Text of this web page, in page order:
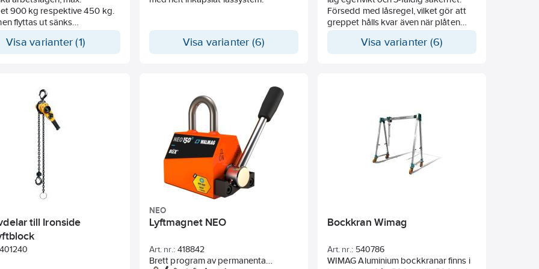
900 kg respektive 450 kg.
flyttas ut sänks
arbetsområdet större.
1380 mm
750 mm
lyfthöjd vid 900 kg: 20-160
till krok)
lyfthöjd vid 450 kg: 0-180 cm
arbetslängd vid 900 kg: 65
till krok)
arbetslängd vid 450 kg: 100
Visa varianter (1) Visa varianter (6)
Försedd med låsregel, vilket gör att
greppet hålls kvar även när plåten
kapaciteter från 500 kg till 80 ton i
rostfritt, hardox, I-balk, stålprofiler,
tunnplåt, oljefat m.m.
Visa varianter (6)
till Ironside
401240
NEO
Lyftmagnet NEO
Art. nr.: 418842
Brett program av permanenta
Bockkran Wimag
Art. nr.: 540786
WIMAG Aluminium bockkranar finns i